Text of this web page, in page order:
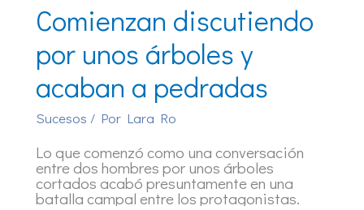
Comienzan discutiendo
por unos árboles y
acaban a pedradas
Sucesos / Por Lara Ro
Lo que comenzó como una conversación
entre dos hombres por unos árboles
cortados acabó presuntamente en una
batalla campal entre los protagonistas.